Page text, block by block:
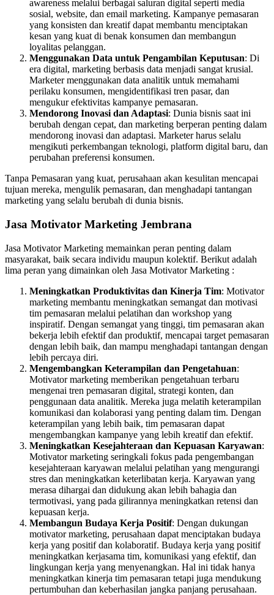
awareness melalui berbagai saluran digital seperti media
sosial, website, dan email marketing. Kampanye pemasaran
yang konsisten dan kreatif dapat membantu menciptakan
kesan yang kuat di benak konsumen dan membangun
loyalitas pelanggan.
Menggunakan Data untuk Pengambilan Keputusan: Di
era digital, marketing berbasis data menjadi sangat krusial.
Marketer menggunakan data analitik untuk memahami
perilaku konsumen, mengidentifikasi tren pasar, dan
mengukur efektivitas kampanye pemasaran.
Mendorong Inovasi dan Adaptasi: Dunia bisnis saat ini
berubah dengan cepat, dan marketing berperan penting dalam
mendorong inovasi dan adaptasi. Marketer harus selalu
mengikuti perkembangan teknologi, platform digital baru, dan
perubahan preferensi konsumen.
Tanpa Pemasaran yang kuat, perusahaan akan kesulitan mencapai
tujuan mereka, mengulik pemasaran, dan menghadapi tantangan
marketing yang selalu berubah di dunia bisnis.
Jasa Motivator Marketing Jembrana
Jasa Motivator Marketing memainkan peran penting dalam
masyarakat, baik secara individu maupun kolektif. Berikut adalah
lima peran yang dimainkan oleh Jasa Motivator Marketing :
Meningkatkan Produktivitas dan Kinerja Tim: Motivator
marketing membantu meningkatkan semangat dan motivasi
tim pemasaran melalui pelatihan dan workshop yang
inspiratif. Dengan semangat yang tinggi, tim pemasaran akan
bekerja lebih efektif dan produktif, mencapai target pemasaran
dengan lebih baik, dan mampu menghadapi tantangan dengan
lebih percaya diri.
Mengembangkan Keterampilan dan Pengetahuan:
Motivator marketing memberikan pengetahuan terbaru
mengenai tren pemasaran digital, strategi konten, dan
penggunaan data analitik. Mereka juga melatih keterampilan
komunikasi dan kolaborasi yang penting dalam tim. Dengan
keterampilan yang lebih baik, tim pemasaran dapat
mengembangkan kampanye yang lebih kreatif dan efektif.
Meningkatkan Kesejahteraan dan Kepuasan Karyawan:
Motivator marketing seringkali fokus pada pengembangan
kesejahteraan karyawan melalui pelatihan yang mengurangi
stres dan meningkatkan keterlibatan kerja. Karyawan yang
merasa dihargai dan didukung akan lebih bahagia dan
termotivasi, yang pada gilirannya meningkatkan retensi dan
kepuasan kerja.
Membangun Budaya Kerja Positif: Dengan dukungan
motivator marketing, perusahaan dapat menciptakan budaya
kerja yang positif dan kolaboratif. Budaya kerja yang positif
meningkatkan kerjasama tim, komunikasi yang efektif, dan
lingkungan kerja yang menyenangkan. Hal ini tidak hanya
meningkatkan kinerja tim pemasaran tetapi juga mendukung
pertumbuhan dan keberhasilan jangka panjang perusahaan.